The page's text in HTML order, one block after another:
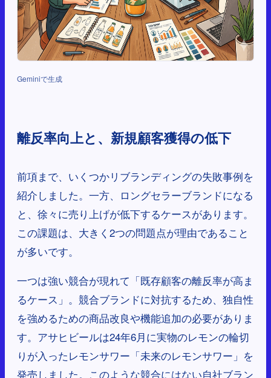
Geminiで生成
離反率向上と、新規顧客獲得の低下
前項まで、いくつかリブランディングの失敗事例を
紹介しました。一方、ロングセラーブランドになる
と、徐々に売り上げが低下するケースがあります。
この課題は、大きく2つの問題点が理由であること
が多いです。
一つは強い競合が現れて「既存顧客の離反率が高ま
るケース」。競合ブランドに対抗するため、独自性
を強めるための商品改良や機能追加の必要がありま
す。アサヒビールは24年6月に実物のレモンの輪切
りが入ったレモンサワー「未来のレモンサワー」を
発売しました。このような競合にはない自社ブラン